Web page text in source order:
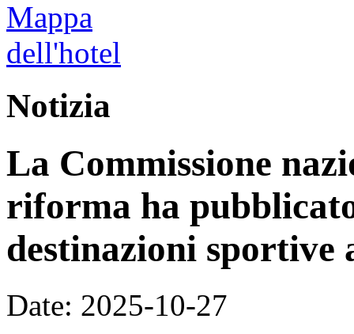
Notizia
La Commissione
riforma ha
destinazioni
Date: 2025-10-27